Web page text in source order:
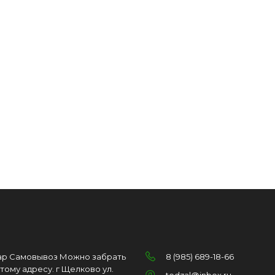
Самовывоз Можно забрать
адресу. г Щелково ул.
8 (985) 689-18-66